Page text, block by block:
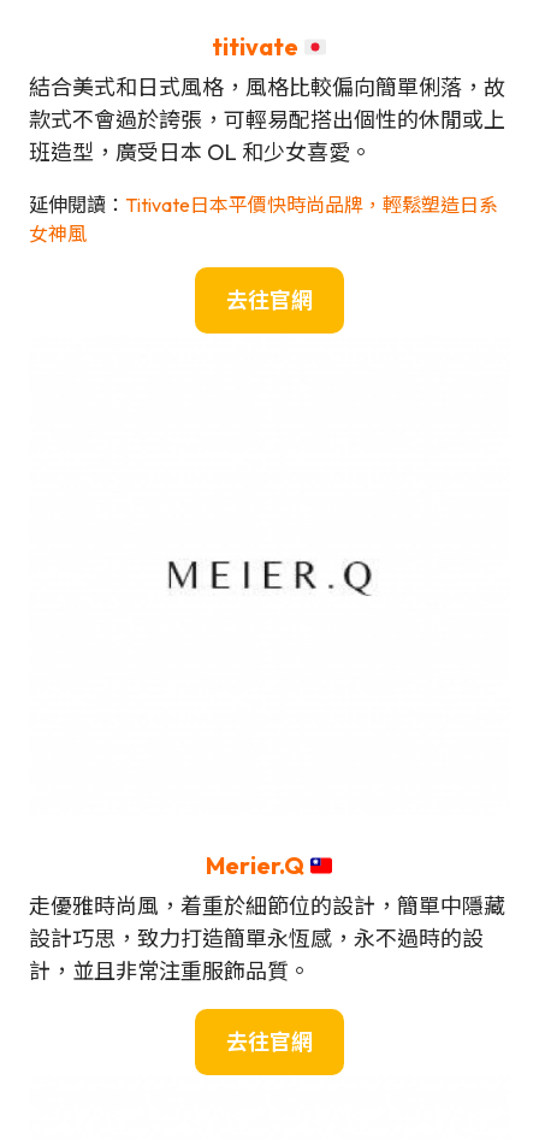
titivate
結合美式和日式風格，風格比較偏向簡單俐落，故
款式不會過於誇張，可輕易配搭出個性的休閒或上
班造型，廣受日本 OL 和少女喜愛。
延伸閱讀： Titivate日本平價快時尚品牌，輕鬆塑造日系
女神風
去往官網
Merier.Q
走優雅時尚風，着重於細節位的設計，簡單中隱藏
設計巧思，致力打造簡單永恆感，永不過時的設
計，並且非常注重服飾品質。
去往官網